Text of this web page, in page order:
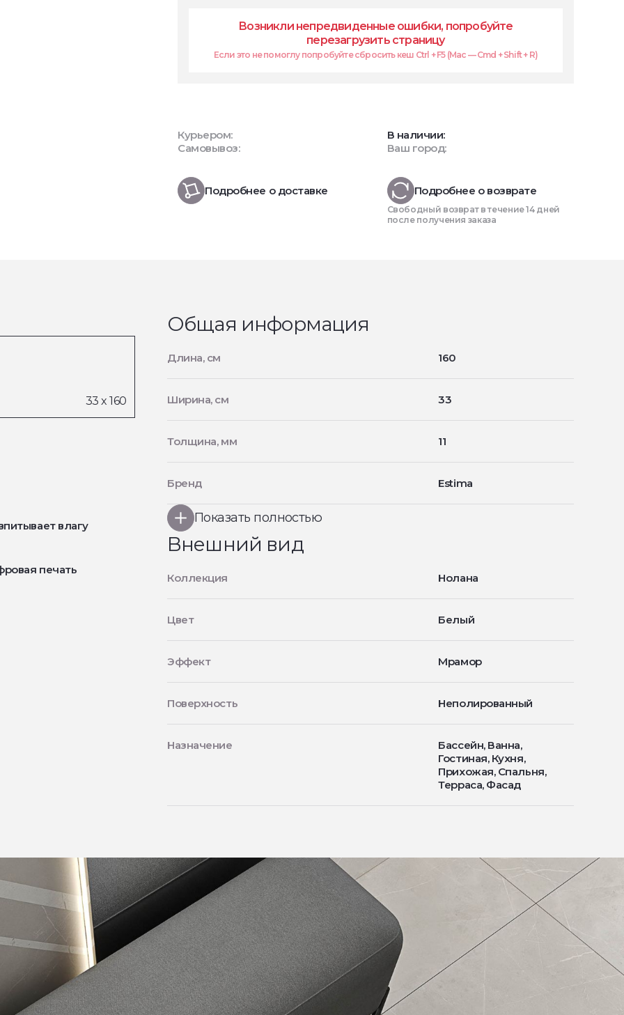
Возникли непредвиденные ошибки, попробуйте
перезагрузить страницу
Если это не помоглу попробуйте сбросить кеш Ctrl + F5 (Mac — Cmd + Shift + R)
Курьером:
Самовывоз:
В наличии:
Ваш город:
Подробнее о доставке Подробнее о возврате
Свободный возврат в течение 14 дней
после получения заказа
влагу
печать
Общая информация
Длина, см 160
Ширина, см 33
Толщина, мм 11
Бренд Estima
Показать полностью
Внешний вид
Коллекция Нолана
Цвет Белый
Эффект Мрамор
Поверхность Неполированный
Назначение
Бассейн, Ванна,
Гостиная, Кухня,
Прихожая, Спальня,
Терраса, Фасад